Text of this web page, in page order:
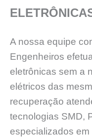
A nossa equipe
Engenheiros
eletrônicas sem a
elétricos das
recuperação
tecnologias SMD,
especializados